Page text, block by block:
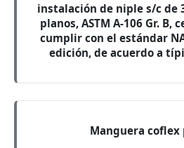
instalación de niple s/c de
planos, ASTM A-106 Gr. B,
cumplir con el estándar
edición, de acuerdo a
Manguera coflex